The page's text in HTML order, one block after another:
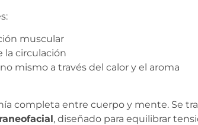
muscular
la circulación
mismo a través del calor y el aroma
completa entre cuerpo y mente. Se
, diseñado para equilibrar